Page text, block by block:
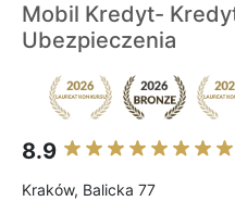
Mobil Kredyt-
Ubezpieczenia
8.9
Kraków, Balicka 77